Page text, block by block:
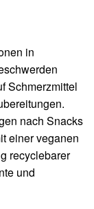
in
Schmerzmittel
nach Snacks
einer veganen
recyclebarer
und